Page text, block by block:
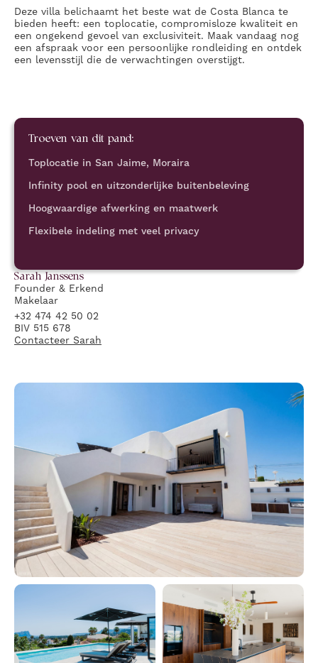
Deze villa belichaamt het beste wat de Costa Blanca te
bieden heeft: een toplocatie, compromisloze kwaliteit en
een ongekend gevoel van exclusiviteit. Maak vandaag nog
een afspraak voor een persoonlijke rondleiding en ontdek
een levensstijl die de verwachtingen overstijgt.
Troeven van dit pand:
Toplocatie in San Jaime, Moraira
Infinity pool en uitzonderlijke buitenbeleving
Hoogwaardige afwerking en maatwerk
Flexibele indeling met veel privacy
Sarah Janssens
Founder & Erkend
Makelaar
+32 474 42 50 02
BIV 515 678
Contacteer Sarah